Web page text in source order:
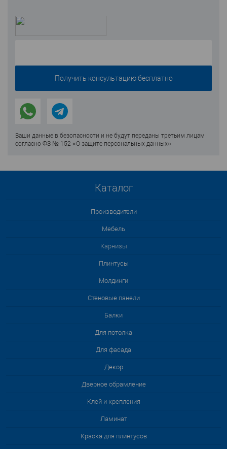
Ваши данные в безопасности и не будут переданы третьим лицам
согласно ФЗ № 152 «О защите персональных данных»
Каталог
Производители
Мебель
Карнизы
Плинтусы
Молдинги
Стеновые панели
Балки
Для потолка
Для фасада
Декор
Дверное обрамление
Клей и крепления
Ламинат
Краска для плинтусов